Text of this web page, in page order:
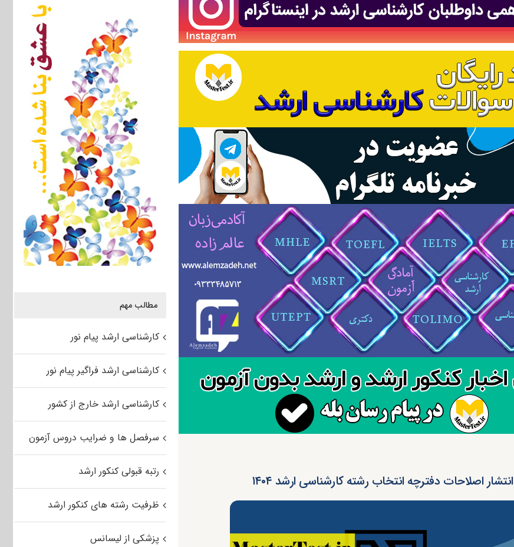
انتشار اصلاحات دفترچه انتخاب رشته کارشناسی ارشد ۱۴۰۴
مطالب مهم
کارشناسی ارشد پیام نور
کارشناسی ارشد فراگیر پیام نور
کارشناسی ارشد خارج از کشور
سرفصل ها و ضرایب دروس آزمون
رتبه قبولی کنکور ارشد
ظرفیت رشته های کنکور ارشد
پزشکی از لیسانس